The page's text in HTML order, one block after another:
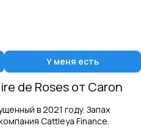
У меня есть
de Rosesот Caron
в 2021 году. Запах
Cattleya Finance.